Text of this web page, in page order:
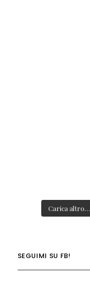
Carica altro…
SEGUIMI SU FB!